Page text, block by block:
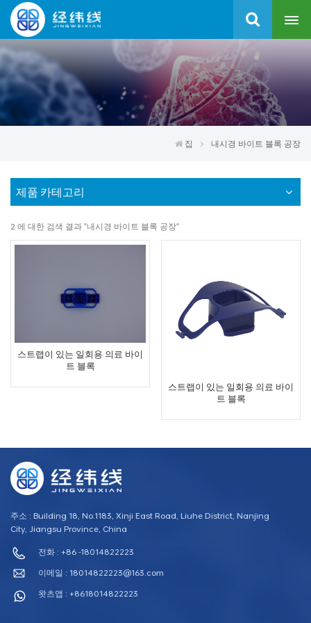
집 내시경 바이트 블록 공장
제품 카테고리
2 에 대한 검색 결과 "내시경 바이트 블록 공장"
스트랩이 있는 일회용 의료 바이
트 블록
스트랩이 있는 일회용 의료 바이
트 블록
주소 : Building 18, No.1183, Xinji East Road, Liuhe District, Nanjing
City, Jiangsu Province, China
전화 : +86 -18014822223
이메일 : 18014822223@163.com
왓츠앱 : +8618014822223